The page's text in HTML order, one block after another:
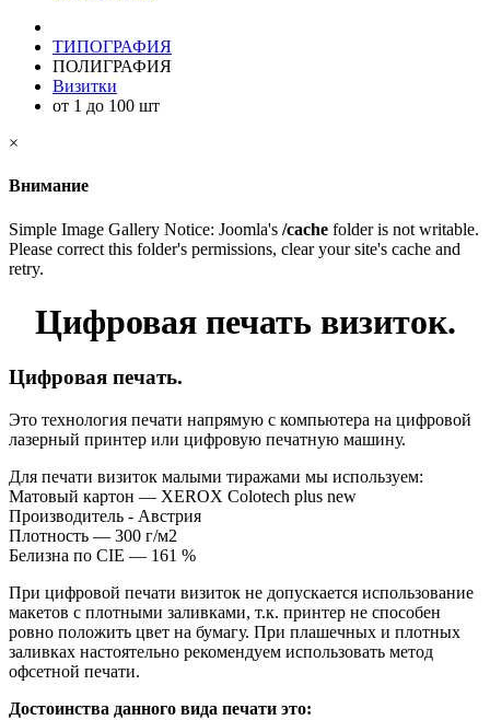
ТИПОГРАФИЯ
ПОЛИГРАФИЯ
Визитки
от 1 до 100 шт
×
Внимание
Simple Image Gallery Notice: Joomla's /cache folder is not writable.
Please correct this folder's permissions, clear your site's cache and
retry.
Цифровая печать визиток.
Цифровая печать.
Это технология печати напрямую с компьютера на цифровой
лазерный принтер или цифровую печатную машину.
Для печати визиток малыми тиражами мы используем:
Матовый картон — XEROX Colotech plus new
Производитель - Австрия
Плотность — 300 г/м2
Белизна по CIE — 161 %
При цифровой печати визиток не допускается использование
макетов с плотными заливками, т.к. принтер не способен
ровно положить цвет на бумагу. При плашечных и плотных
заливках настоятельно рекомендуем использовать метод
офсетной печати.
Достоинства данного вида печати это: